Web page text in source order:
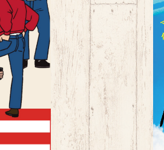
ンヒストリー～
空飛ぶ